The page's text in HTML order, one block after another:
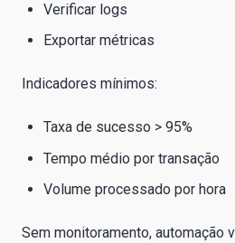
Verificar logs
Exportar métricas
Indicadores mínimos:
Taxa de sucesso > 95%
Tempo médio por transação
Volume processado por hora
Sem monitoramento, automação